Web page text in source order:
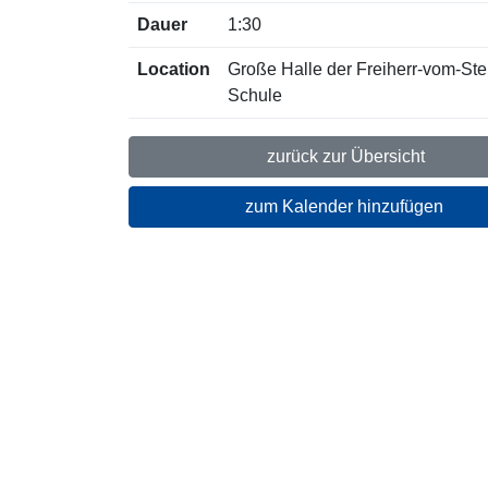
Dauer 1:30
Location
Große Halle der Freiherr-vom-
Schule
zurück zur Übersicht
zum Kalender hinzufügen